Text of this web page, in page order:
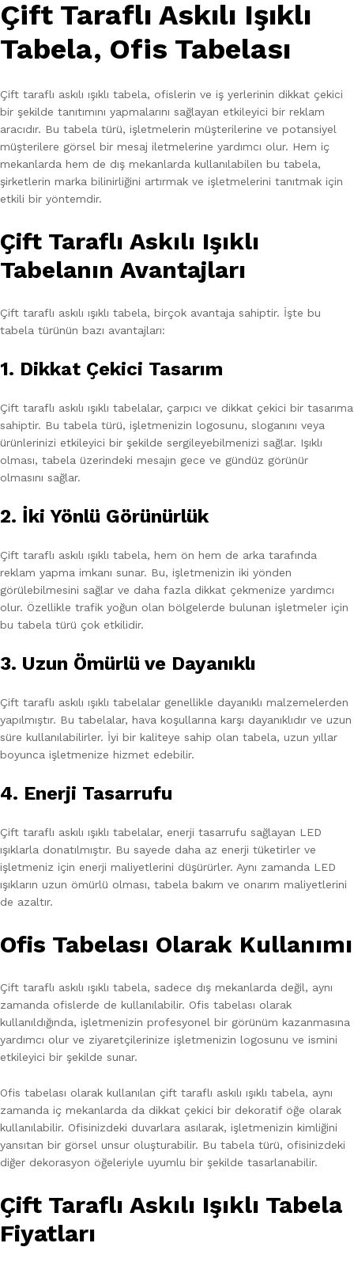
Çift Taraflı Askılı Işıklı
Tabela, Ofis Tabelası
Çift taraflı askılı ışıklı tabela, ofislerin ve iş yerlerinin dikkat çekici
bir şekilde tanıtımını yapmalarını sağlayan etkileyici bir reklam
aracıdır. Bu tabela türü, işletmelerin müşterilerine ve potansiyel
müşterilere görsel bir mesaj iletmelerine yardımcı olur. Hem iç
mekanlarda hem de dış mekanlarda kullanılabilen bu tabela,
şirketlerin marka bilinirliğini artırmak ve işletmelerini tanıtmak için
etkili bir yöntemdir.
Çift Taraflı Askılı Işıklı
Tabelanın Avantajları
Çift taraflı askılı ışıklı tabela, birçok avantaja sahiptir. İşte bu
tabela türünün bazı avantajları:
1. Dikkat Çekici Tasarım
Çift taraflı askılı ışıklı tabelalar, çarpıcı ve dikkat çekici bir tasarıma
sahiptir. Bu tabela türü, işletmenizin logosunu, sloganını veya
ürünlerinizi etkileyici bir şekilde sergileyebilmenizi sağlar. Işıklı
olması, tabela üzerindeki mesajın gece ve gündüz görünür
olmasını sağlar.
2. İki Yönlü Görünürlük
Çift taraflı askılı ışıklı tabela, hem ön hem de arka tarafında
reklam yapma imkanı sunar. Bu, işletmenizin iki yönden
görülebilmesini sağlar ve daha fazla dikkat çekmenize yardımcı
olur. Özellikle trafik yoğun olan bölgelerde bulunan işletmeler için
bu tabela türü çok etkilidir.
3. Uzun Ömürlü ve Dayanıklı
Çift taraflı askılı ışıklı tabelalar genellikle dayanıklı malzemelerden
yapılmıştır. Bu tabelalar, hava koşullarına karşı dayanıklıdır ve uzun
süre kullanılabilirler. İyi bir kaliteye sahip olan tabela, uzun yıllar
boyunca işletmenize hizmet edebilir.
4. Enerji Tasarrufu
Çift taraflı askılı ışıklı tabelalar, enerji tasarrufu sağlayan LED
ışıklarla donatılmıştır. Bu sayede daha az enerji tüketirler ve
işletmeniz için enerji maliyetlerini düşürürler. Aynı zamanda LED
ışıkların uzun ömürlü olması, tabela bakım ve onarım maliyetlerini
de azaltır.
Ofis Tabelası Olarak Kullanımı
Çift taraflı askılı ışıklı tabela, sadece dış mekanlarda değil, aynı
zamanda ofislerde de kullanılabilir. Ofis tabelası olarak
kullanıldığında, işletmenizin profesyonel bir görünüm kazanmasına
yardımcı olur ve ziyaretçilerinize işletmenizin logosunu ve ismini
etkileyici bir şekilde sunar.
Ofis tabelası olarak kullanılan çift taraflı askılı ışıklı tabela, aynı
zamanda iç mekanlarda da dikkat çekici bir dekoratif öğe olarak
kullanılabilir. Ofisinizdeki duvarlara asılarak, işletmenizin kimliğini
yansıtan bir görsel unsur oluşturabilir. Bu tabela türü, ofisinizdeki
diğer dekorasyon öğeleriyle uyumlu bir şekilde tasarlanabilir.
Çift Taraflı Askılı Işıklı Tabela
Fiyatları